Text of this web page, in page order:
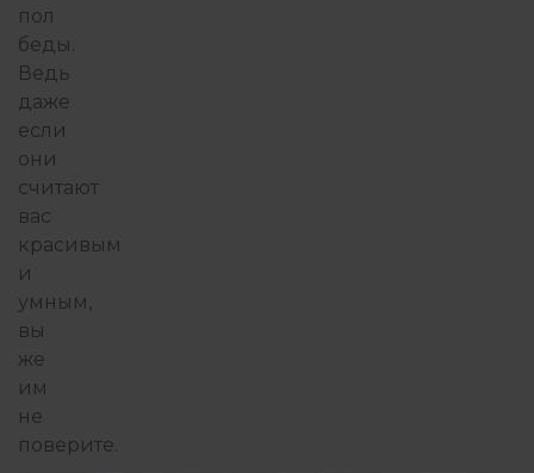
пол
беды.
Ведь
даже
если
они
считают
вас
красивым
и
умным,
вы
же
им
не
поверите.